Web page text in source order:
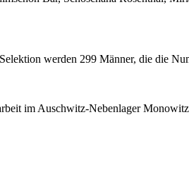
werden 299 Männer, die die
im Auschwitz-Nebenlager